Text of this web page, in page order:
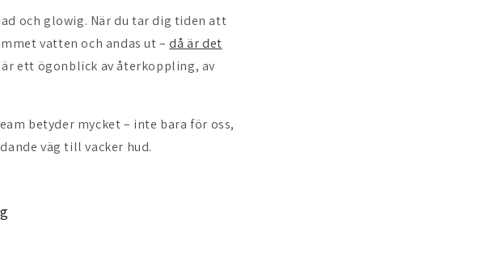
och glowig. När du tar dig tiden att
vatten och andas ut –då är det
är ett ögonblick av återkoppling, av
betyder mycket – inte bara för oss,
väg till vacker hud.